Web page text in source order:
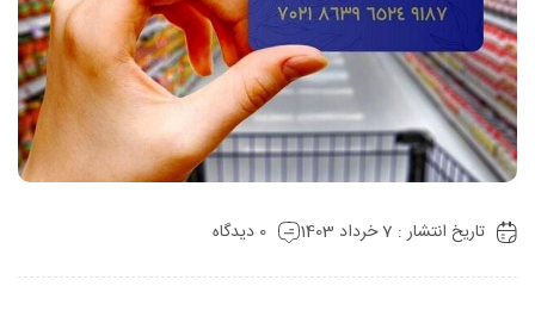
تاریخ انتشار : 7 خرداد 1403 0 دیدگاه